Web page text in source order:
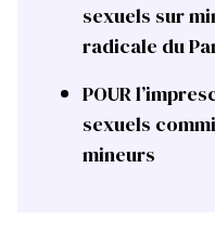
sexuels sur
radicale du
POUR
sexuels
mineurs